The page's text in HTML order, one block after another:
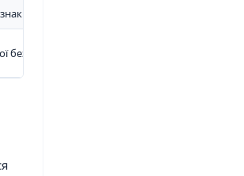
безпеки
безпеки